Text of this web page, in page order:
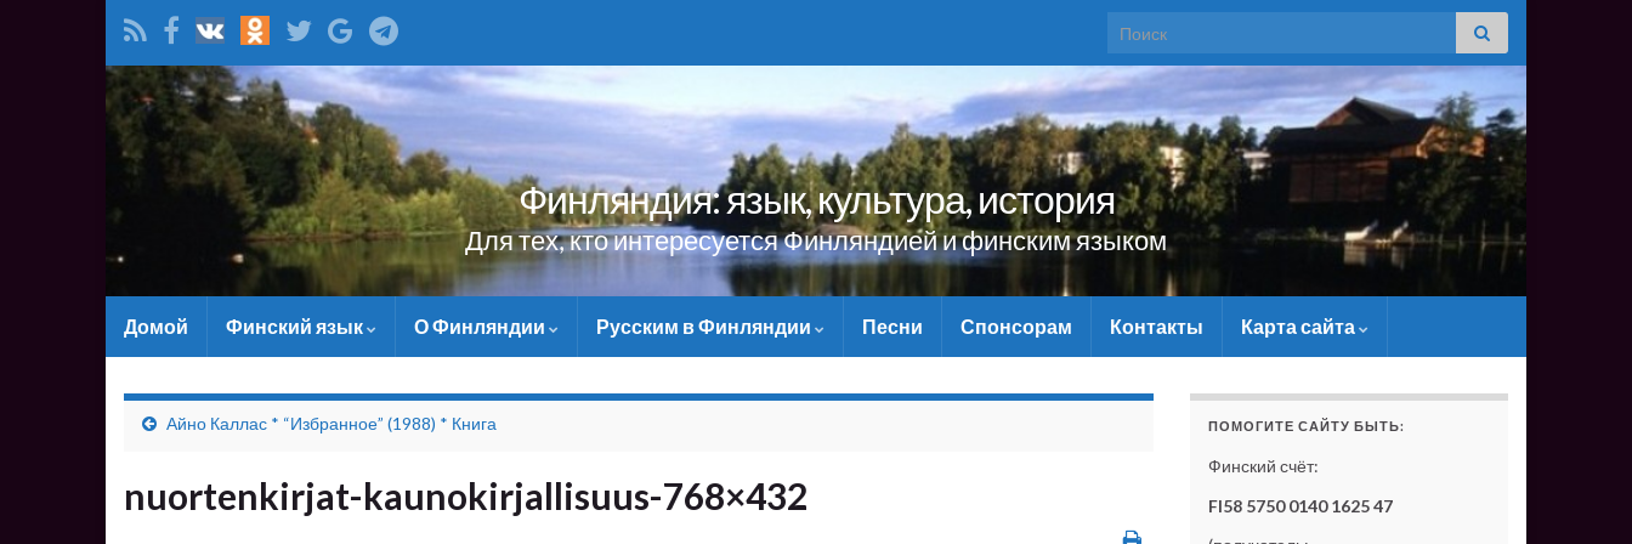
Search for:
Финляндия: язык, культура, история
Для тех, кто интересуется Финляндией и финским языком
Домой Финский язык О Финляндии Русским в Финляндии Песни Спонсорам Контакты Карта сайта
Айно Каллас * “Избранное” (1988) * Книга
nuortenkirjat-kaunokirjallisuus-768×432
ПОМОГИТЕ САЙТУ БЫТЬ:
Финский счёт:
FI58 5750 0140 1625 47